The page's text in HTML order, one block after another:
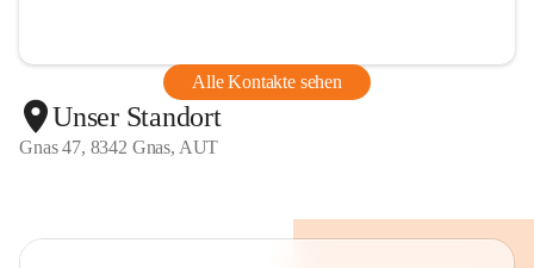
Alle Kontakte sehen
Unser Standort
Gnas 47, 8342 Gnas, AUT